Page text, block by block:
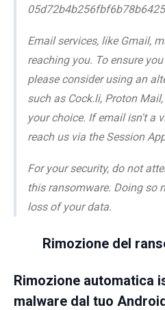
Email services, like Gmail,
reaching you. To ensure
please consider using an
such as Cock.li, Proton
your choice. If email isn't a
reach us via the Session
For your security, do not
this ransomware. Doing so
loss of your data.
Rimozione del
Rimozione automatica
malware dal tuo